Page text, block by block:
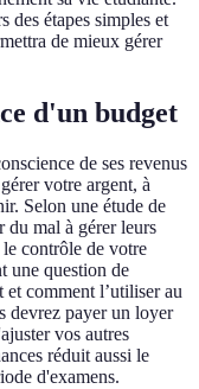
des étapes simples et
de mieux gérer
d'un budget
de ses revenus
votre argent, à
Selon une étude de
du mal à gérer leurs
contrôle de votre
une question de
comment l’utiliser au
devrez payer un loyer
vos autres
réduit aussi le
d'examens.